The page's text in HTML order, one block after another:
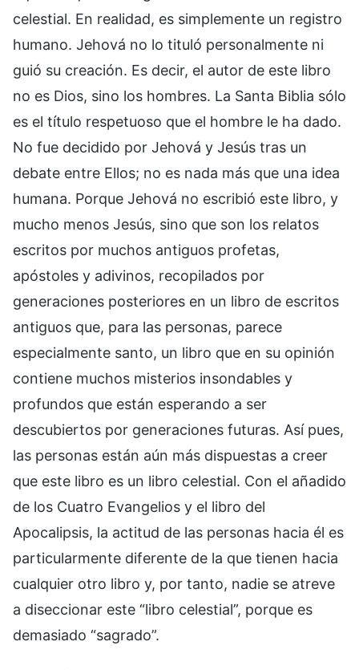
celestial. En realidad, es simplemente un registro
humano. Jehová no lo tituló personalmente ni
guió su creación. Es decir, el autor de este libro
no es Dios, sino los hombres. La Santa Biblia sólo
es el título respetuoso que el hombre le ha dado.
No fue decidido por Jehová y Jesús tras un
debate entre Ellos; no es nada más que una idea
humana. Porque Jehová no escribió este libro, y
mucho menos Jesús, sino que son los relatos
escritos por muchos antiguos profetas,
apóstoles y adivinos, recopilados por
generaciones posteriores en un libro de escritos
antiguos que, para las personas, parece
especialmente santo, un libro que en su opinión
contiene muchos misterios insondables y
profundos que están esperando a ser
descubiertos por generaciones futuras. Así pues,
las personas están aún más dispuestas a creer
que este libro es un libro celestial. Con el añadido
de los Cuatro Evangelios y el libro del
Apocalipsis, la actitud de las personas hacia él es
particularmente diferente de la que tienen hacia
cualquier otro libro y, por tanto, nadie se atreve
a diseccionar este “libro celestial”, porque es
demasiado “sagrado”.